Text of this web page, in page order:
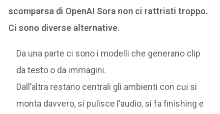
scomparsa di OpenAI Sora non ci rattristi troppo.
Ci sono diverse alternative.
Da una parte ci sono i modelli che generano clip
da testo o da immagini.
Dall’altra restano centrali gli ambienti con cui si
monta davvero, si pulisce l’audio, si fa finishing e